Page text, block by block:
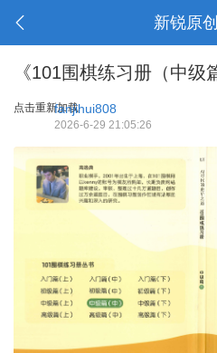
新锐原
《101围棋练习册（中级
点击重新加载fanjihui808
2026-6-29 21:05:26